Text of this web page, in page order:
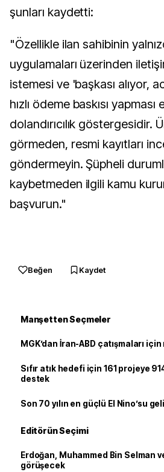
şunları kaydetti:
"Özellikle ilan sahibinin
uygulamaları üzerinden
istemesi ve 'başkası alıyor,
hızlı ödeme baskısı yapması
dolandırıcılık göstergesidir.
görmeden, resmi kayıtları
göndermeyin. Şüpheli
kaybetmeden ilgili kamu
başvurun."
Beğen Kaydet
Manşetten Seçmeler
MGK’dan İran-ABD çatışmaları
Sıfır atık hedefi için 161 projeye
destek
Son 70 yılın en güçlü El Nino’su
Editörün Seçimi
Erdoğan, Muhammed Bin Selman
görüşecek